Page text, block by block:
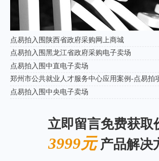
点易拍入围陕西省政府采购网上商城
点易拍入围黑龙江省政府采购电子卖场
点易拍入围中直电子卖场
郑州市公共就业人才服务中心应用案例-点易拍
点易拍入围中央电子卖场
立即留言免费获取
3999元产品解决